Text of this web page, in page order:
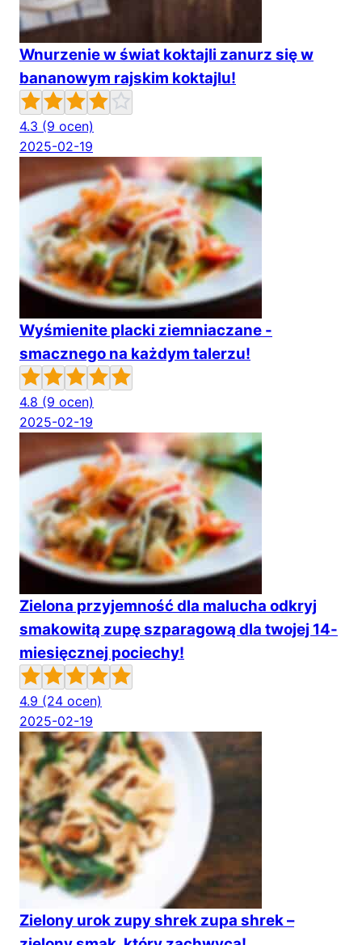
Wnurzenie w świat koktajli zanurz się w
bananowym rajskim koktajlu!
4.3 (9 ocen)
2025-02-19
Wyśmienite placki ziemniaczane -
smacznego na każdym talerzu!
4.8 (9 ocen)
2025-02-19
Zielona przyjemność dla malucha odkryj
smakowitą zupę szparagową dla twojej 14-
miesięcznej pociechy!
4.9 (24 ocen)
2025-02-19
Zielony urok zupy shrek zupa shrek –